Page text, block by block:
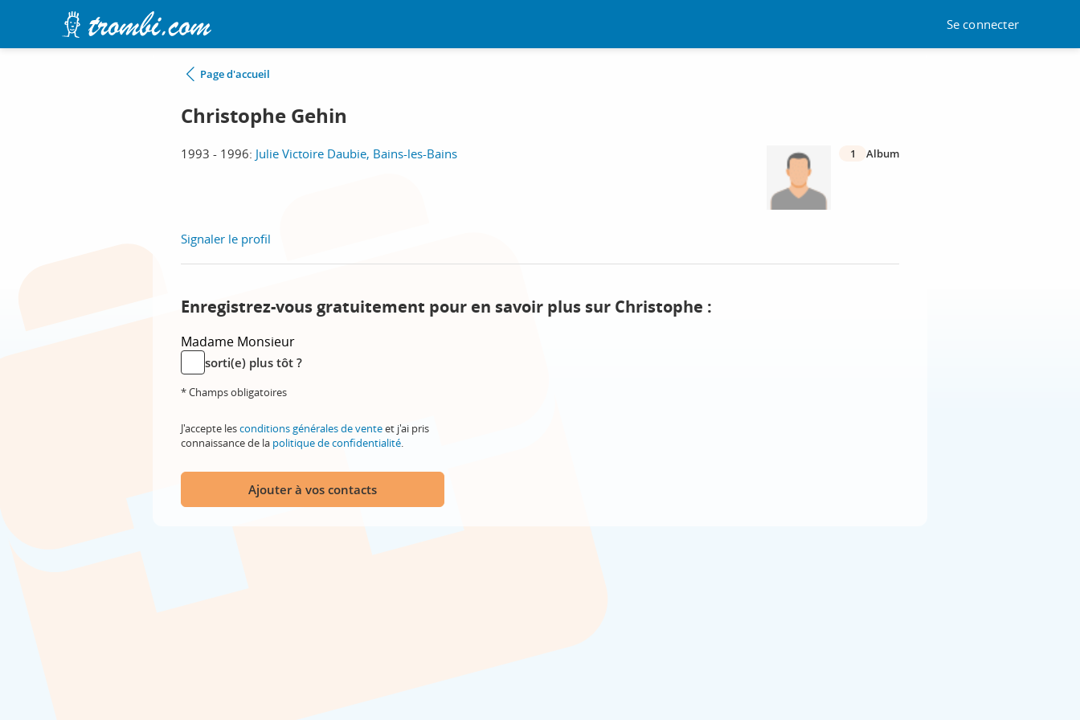
Se connecter
Page d'accueil
Christophe Gehin
1993 - 1996: Julie Victoire Daubie, Bains-les-Bains 1 Album
Signaler le profil
Enregistrez-vous gratuitement pour en savoir plus sur Christophe :
Madame Monsieur
sorti(e) plus tôt ?
* Champs obligatoires
J'accepte lesconditions générales de venteet j'ai pris
connaissance de la politique de confidentialité.
Ajouter à vos contacts